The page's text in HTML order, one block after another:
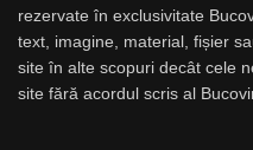
rezervate în exclusivitate
text, imagine, material, fișier
site în alte scopuri decât cele
site fără acordul scris al